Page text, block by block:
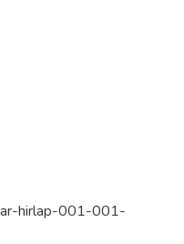
hirlap-001-001-